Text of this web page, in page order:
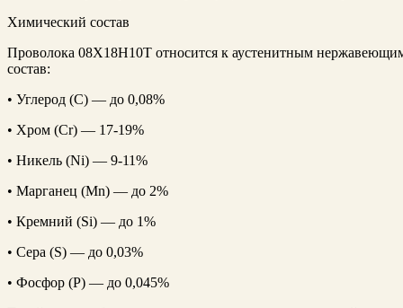
Химический состав
Проволока 08Х18Н10Т относится к аустенитным
состав:
• Углерод (C) — до 0,08%
• Хром (Cr) — 17-19%
• Никель (Ni) — 9-11%
• Марганец (Mn) — до 2%
• Кремний (Si) — до 1%
• Сера (S) — до 0,03%
• Фосфор (P) — до 0,045%